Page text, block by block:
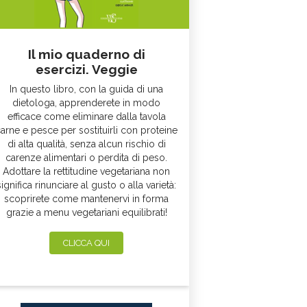
Il mio quaderno di
esercizi. Veggie
In questo libro, con la guida di una
dietologa, apprenderete in modo
efficace come eliminare dalla tavola
e pesce per sostituirli con proteine
di alta qualità, senza alcun rischio di
carenze alimentari o perdita di peso.
Adottare la rettitudine vegetariana non
rinunciare al gusto o alla varietà:
scoprirete come mantenervi in forma
grazie a menu vegetariani equilibrati!
CLICCA QUI